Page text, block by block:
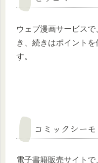
ウェブ漫画サービス
き、続きはポイント
す。
コミックシーモ
電子書籍販売サイト